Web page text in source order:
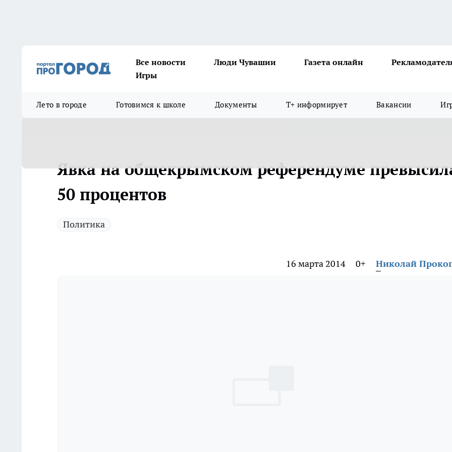
Все новости Люди Чувашии Газета онлайн
Игры
Лето в городе Готовимся к школе Документы Т+ информирует Вакансии
Явка на общекрымском референдуме
50 процентов
Политика
16 марта 2014 0+ Николай